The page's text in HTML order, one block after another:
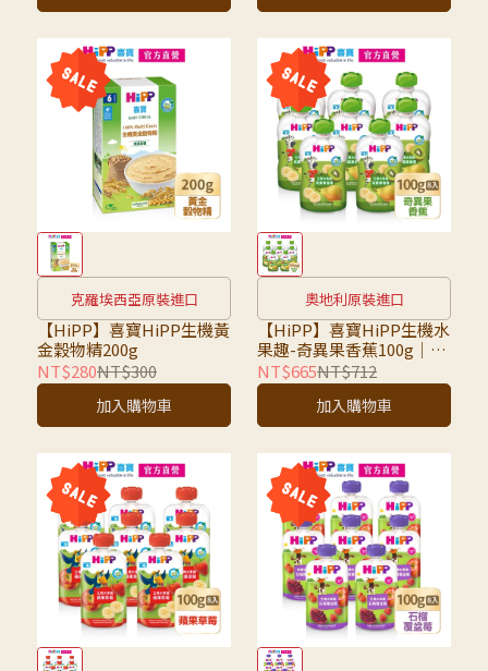
克羅埃西亞原裝進口
【HiPP】喜寶HiPP生機黃
金穀物精200g
NT$280NT$300
加入購物車
奧地利原裝進口
【HiPP】喜寶HiPP生機水
果趣-奇異果香蕉100g｜八
入組｜超取限7組，超過請
選宅配
NT$665NT$712
加入購物車